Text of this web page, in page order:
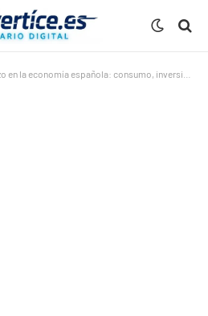
la economía española: consumo, inversión y construcción caen